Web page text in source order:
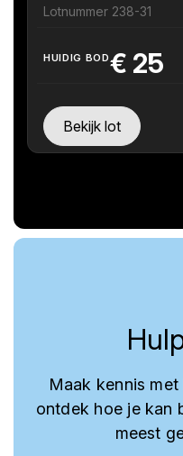
Lotnummer 238-31
HUIDIG BOD€ 25
Bekijk lot
Maak kennis
ontdek hoe je kan
meest